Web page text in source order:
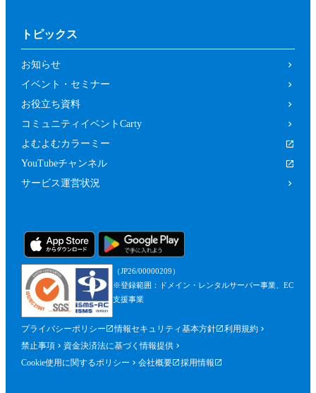
トピックス
お知らせ
イベント・セミナー
お役立ち資料
コミュニティイベントCarty
よむよむカラーミー
YouTubeチャンネル
サービス運営状況
（JP26/00000209）
※登録範囲：ドメイン・レンタルサーバー事業、EC
支援事業
プライバシーポリシー 情報セキュリティ基本方針
利用規約
禁止事項
資金決済法に基づく情報提供
Cookie使用に関するポリシー
会社概要 採用情報